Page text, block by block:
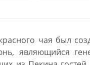
чая был
являющийся